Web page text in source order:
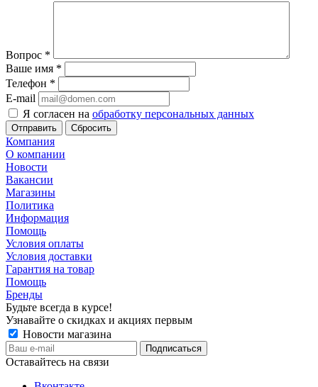
Вопрос *
Ваше имя *
Телефон *
E-mail
Я согласен на обработку персональных данных
Сбросить
Компания
О компании
Новости
Вакансии
Магазины
Политика
Информация
Помощь
Условия оплаты
Условия доставки
Гарантия на товар
Помощь
Бренды
Будьте всегда в курсе!
Узнавайте о скидках и акциях первым
Новости магазина
Оставайтесь на связи